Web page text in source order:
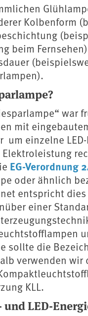
Kolbenform
beim
war
mit
um einzelne
Elektroleistung
EG-Verordnung
oder ähnlich
entspricht
einer
sollte die
verwenden
KLL.
und LED-